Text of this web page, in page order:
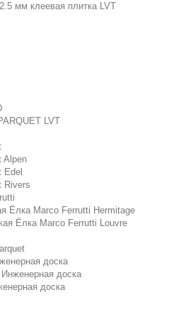
мм клеевая плитка LVT
LVT
Alpen
Edel
Rivers
Ёлка Marco Ferrutti Hermitage
Ёлка Marco Ferrutti Louvre
доска
доска
доска